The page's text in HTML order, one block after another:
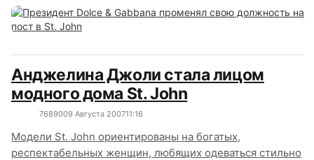
Анджелина Джоли стала лицом
модного дома St. John
7689009 Августа 200711:16
Модели St. John ориентированы на богатых,
респектабельных женщин, любящих одеваться стильно